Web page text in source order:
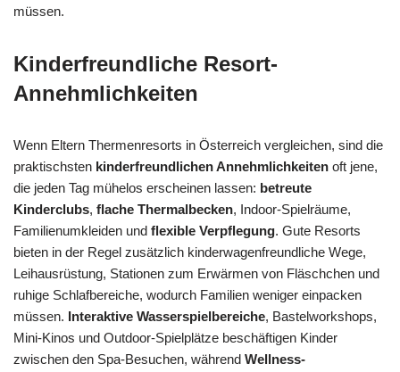
müssen.
Kinderfreundliche Resort-
Annehmlichkeiten
Wenn Eltern Thermenresorts in Österreich vergleichen, sind die
praktischsten kinderfreundlichen Annehmlichkeiten oft jene,
die jeden Tag mühelos erscheinen lassen: betreute
Kinderclubs, flache Thermalbecken, Indoor-Spielräume,
Familienumkleiden und flexible Verpflegung. Gute Resorts
bieten in der Regel zusätzlich kinderwagenfreundliche Wege,
Leihausrüstung, Stationen zum Erwärmen von Fläschchen und
ruhige Schlafbereiche, wodurch Familien weniger einpacken
müssen. Interaktive Wasserspielbereiche, Bastelworkshops,
Mini-Kinos und Outdoor-Spielplätze beschäftigen Kinder
zwischen den Spa-Besuchen, während Wellness-